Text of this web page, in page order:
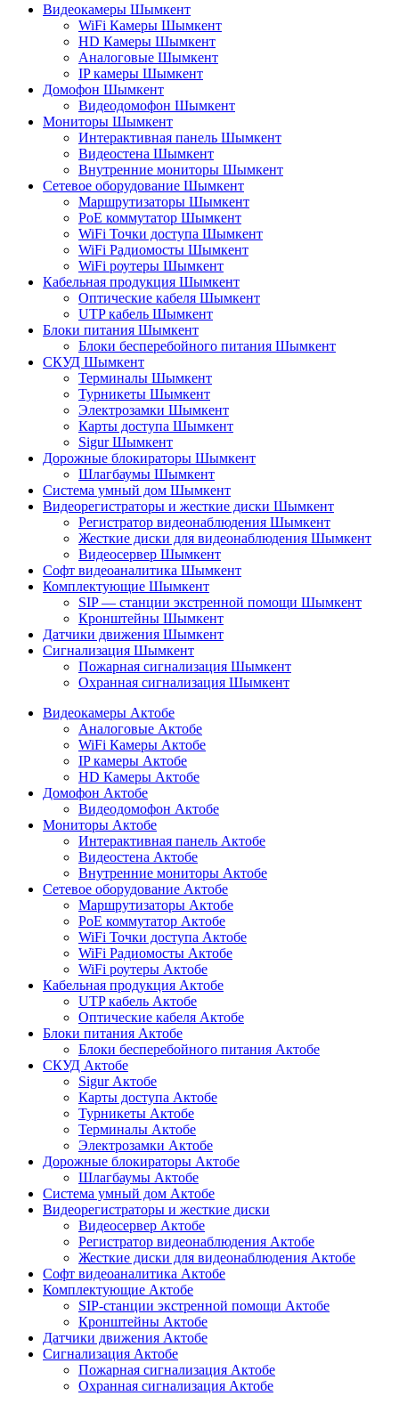
Видеокамеры Шымкент
WiFi Камеры Шымкент
HD Камеры Шымкент
Аналоговые Шымкент
IP камеры Шымкент
Домофон Шымкент
Видеодомофон Шымкент
Мониторы Шымкент
Интерактивная панель Шымкент
Видеостена Шымкент
Внутренние мониторы Шымкент
Сетевое оборудование Шымкент
Маршрутизаторы Шымкент
PoE коммутатор Шымкент
WiFi Точки доступа Шымкент
WiFi Радиомосты Шымкент
WiFi роутеры Шымкент
Кабельная продукция Шымкент
Оптические кабеля Шымкент
UTP кабель Шымкент
Блоки питания Шымкент
Блоки бесперебойного питания Шымкент
СКУД Шымкент
Терминалы Шымкент
Турникеты Шымкент
Электрозамки Шымкент
Карты доступа Шымкент
Sigur Шымкент
Дорожные блокираторы Шымкент
Шлагбаумы Шымкент
Система умный дом Шымкент
Видеорегистраторы и жесткие диски Шымкент
Регистратор видеонаблюдения Шымкент
Жесткие диски для видеонаблюдения Шымкент
Видеосервер Шымкент
Софт видеоаналитика Шымкент
Комплектующие Шымкент
SIP — станции экстренной помощи Шымкент
Кронштейны Шымкент
Датчики движения Шымкент
Сигнализация Шымкент
Пожарная сигнализация Шымкент
Охранная сигнализация Шымкент
Видеокамеры Актобе
Аналоговые Актобе
WiFi Камеры Актобе
IP камеры Актобе
HD Камеры Актобе
Домофон Актобе
Видеодомофон Актобе
Мониторы Актобе
Интерактивная панель Актобе
Видеостена Актобе
Внутренние мониторы Актобе
Сетевое оборудование Актобе
Маршрутизаторы Актобе
PoE коммутатор Актобе
WiFi Точки доступа Актобе
WiFi Радиомосты Актобе
WiFi роутеры Актобе
Кабельная продукция Актобе
UTP кабель Актобе
Оптические кабеля Актобе
Блоки питания Актобе
Блоки бесперебойного питания Актобе
СКУД Актобе
Sigur Актобе
Карты доступа Актобе
Турникеты Актобе
Терминалы Актобе
Электрозамки Актобе
Дорожные блокираторы Актобе
Шлагбаумы Актобе
Система умный дом Актобе
Видеорегистраторы и жесткие диски
Видеосервер Актобе
Регистратор видеонаблюдения Актобе
Жесткие диски для видеонаблюдения Актобе
Софт видеоаналитика Актобе
Комплектующие Актобе
SIP-станции экстренной помощи Актобе
Кронштейны Актобе
Датчики движения Актобе
Сигнализация Актобе
Пожарная сигнализация Актобе
Охранная сигнализация Актобе